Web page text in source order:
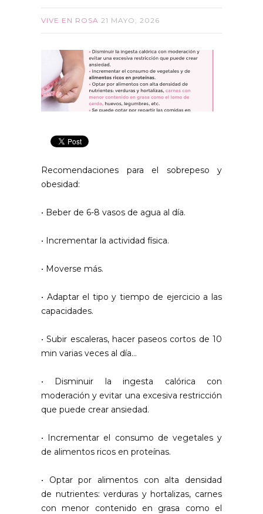
VIVE EN ROSA 21 MAYO, 2026
Recomendaciones para el sobrepeso y
obesidad:
• Beber de 6-8 vasos de agua al día.
• Incrementar la actividad física.
• Moverse más.
• Adaptar el tipo y tiempo de ejercicio a las
capacidades.
• Subir escaleras, hacer paseos cortos de 10
min varias veces al día…
• Disminuir la ingesta calórica con
moderación y evitar una excesiva restricción
que puede crear ansiedad.
• Incrementar el consumo de vegetales y
de alimentos ricos en proteínas.
• Optar por alimentos con alta densidad
de nutrientes: verduras y hortalizas, carnes
con menor contenido en grasa como el